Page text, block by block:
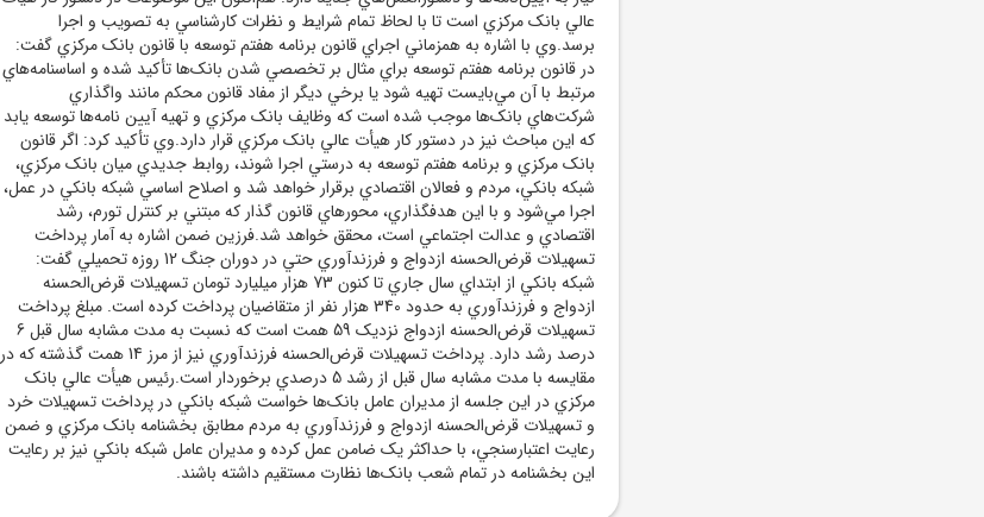
عالي بانک مرکزي است تا با لحاظ تمام شرايط و نظرات کارشناسي به تصويب و اجرا
برسد.وي با اشاره به همزماني اجراي قانون برنامه هفتم توسعه با قانون بانک مرکزي گفت:
در قانون برنامه هفتم توسعه براي مثال بر تخصصي شدن بانک‌ها تأکيد شده و اساسنامه‌هاي
مرتبط با آن مي‌بايست تهيه شود يا برخي ديگر از مفاد قانون محکم مانند واگذاري
شرکت‌هاي بانک‌ها موجب شده است که وظايف بانک مرکزي و تهيه آيين نامه‌ها توسعه يابد
که اين مباحث نيز در دستور کار هيأت عالي بانک مرکزي قرار دارد.وي تأکيد کرد: اگر قانون
بانک مرکزي و برنامه هفتم توسعه به درستي اجرا شوند، روابط جديدي ميان بانک مرکزي،
شبکه بانکي، مردم و فعالان اقتصادي برقرار خواهد شد و اصلاح اساسي شبکه بانکي در عمل،
اجرا مي‌شود و با اين هدفگذاري، محورهاي قانون گذار که مبتني بر کنترل تورم، رشد
اقتصادي و عدالت اجتماعي است، محقق خواهد شد.فرزين ضمن اشاره به آمار پرداخت
تسهيلات قرض‌الحسنه ازدواج و فرزندآوري حتي در دوران جنگ 12 روزه تحميلي گفت:
شبکه بانکي از ابتداي سال جاري تا کنون 73 هزار ميليارد تومان تسهيلات قرض‌الحسنه
ازدواج و فرزندآوري به حدود 340 هزار نفر از متقاضيان پرداخت کرده است. مبلغ پرداخت
تسهيلات قرض‌الحسنه ازدواج نزديک 59 همت است که نسبت به مدت مشابه سال قبل 6
درصد رشد دارد. پرداخت تسهيلات قرض‌الحسنه فرزندآوري نيز از مرز 14 همت گذشته که در
مقايسه با مدت مشابه سال قبل از رشد 5 درصدي برخوردار است.رئيس هيأت عالي بانک
مرکزي در اين جلسه از مديران عامل بانک‌ها خواست شبکه بانکي در پرداخت تسهيلات خرد
و تسهيلات قرض‌الحسنه ازدواج و فرزندآوري به مردم مطابق بخشنامه بانک مرکزي و ضمن
رعايت اعتبارسنجي، با حداکثر يک ضامن عمل کرده و مديران عامل شبکه بانکي نيز بر رعايت
اين بخشنامه در تمام شعب بانک‌ها نظارت مستقيم داشته باشند.